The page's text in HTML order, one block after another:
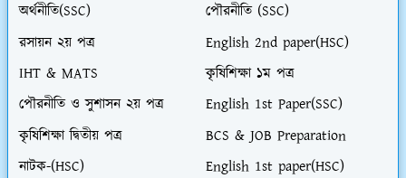
অর্থনীতি(SSC)
পৌরনীতি (SSC)
রসায়ন ২য় পত্র
English 2nd paper(HSC)
IHT & MATS
কৃষিশিক্ষা ১ম পত্র
পৌরনীতি ও সুশাসন ২য় পত্র
English 1st Paper(SSC)
কৃষিশিক্ষা দ্বিতীয় পত্র
BCS & JOB Preparation
নাটক-(HSC)
English 1st paper(HSC)